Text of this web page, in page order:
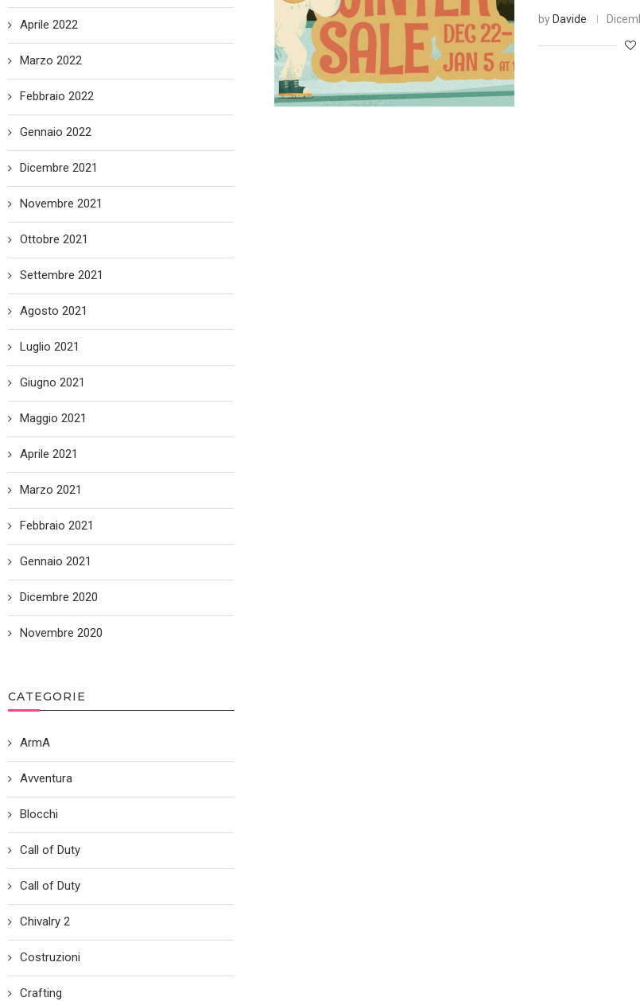
by Davide
Aprile 2022
Marzo 2022
Febbraio 2022
Gennaio 2022
Dicembre 2021
Novembre 2021
Ottobre 2021
Settembre 2021
Agosto 2021
Luglio 2021
Giugno 2021
Maggio 2021
Aprile 2021
Marzo 2021
Febbraio 2021
Gennaio 2021
Dicembre 2020
Novembre 2020
CATEGORIE
ArmA
Avventura
Blocchi
Call of Duty
Call of Duty
Chivalry 2
Costruzioni
Crafting